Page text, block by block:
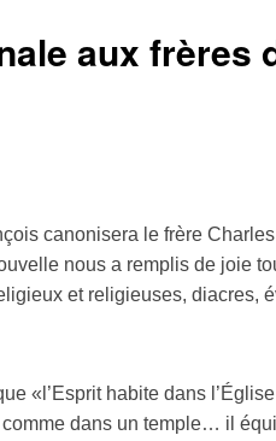
aux frères
canonisera le frère
nous a remplis de joie
et religieuses, diacres,
«l’Esprit habite dans
dans un temple… il